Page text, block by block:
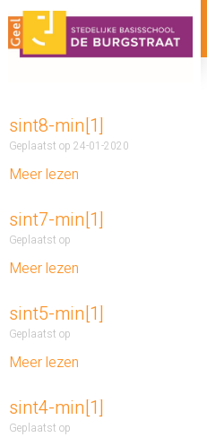
sint8-min[1]
Geplaatst op 24-01-2020
Meer lezen
sint7-min[1]
Geplaatst op
Meer lezen
sint5-min[1]
Geplaatst op
Meer lezen
sint4-min[1]
Geplaatst op